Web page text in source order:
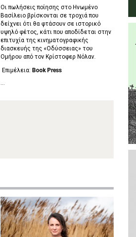
Οι πωλήσεις ποίησης στο Ηνωμένο
Βασίλειο βρίσκονται σε τροχιά που
δείχνει ότι θα φτάσουν σε ιστορικό
υψηλό φέτος, κάτι που αποδίδεται στην
επιτυχία της κινηματογραφικής
διασκευής της «Οδύσσειας» του
Ομήρου από τον Κρίστοφερ Νόλαν.
Επιμέλεια: Book Press
...